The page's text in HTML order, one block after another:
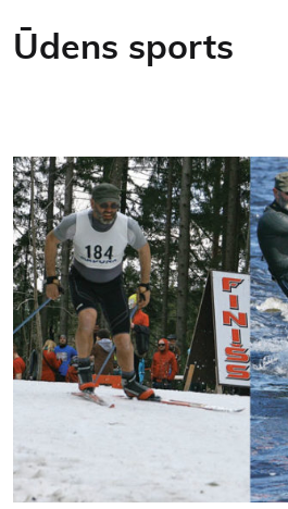
Sporta veidi
Arhīvs
Abonēšana
Kontakti
Ūdens sports